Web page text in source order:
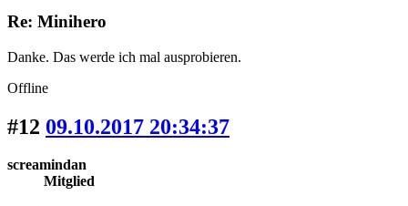
Re: Minihero
Danke. Das werde ich mal ausprobieren.
Offline
#12 09.10.2017 20:34:37
screamindan
Mitglied